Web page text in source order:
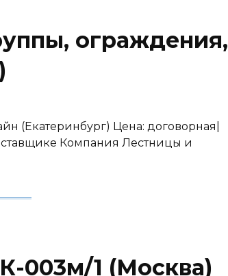
ограждения,
(Екатеринбург) Цена: договорная|
Компания Лестницы и
003м/1 (Москва)